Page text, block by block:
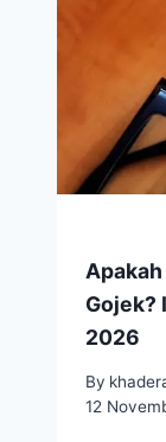
Gojek?
2026
By
12